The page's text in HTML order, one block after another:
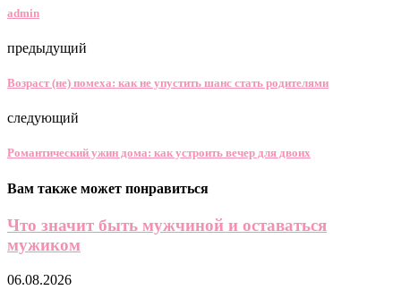
admin
предыдущий
Возраст (не) помеха: как не упустить шанс стать родителями
следующий
Романтический ужин дома: как устроить вечер для двоих
Вам также может понравиться
Что значит быть мужчиной и оставаться
мужиком
06.08.2026